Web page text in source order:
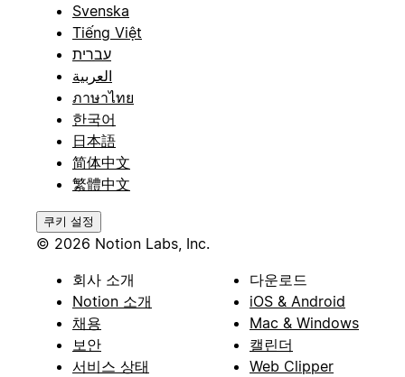
Svenska
Tiếng Việt
עברית
العربية
ภาษาไทย
한국어
日本語
简体中文
繁體中文
쿠키 설정
© 2026 Notion Labs, Inc.
회사 소개
Notion 소개
채용
보안
서비스 상태
다운로드
iOS & Android
Mac & Windows
캘린더
Web Clipper